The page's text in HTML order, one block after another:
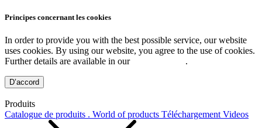
Principes concernant les cookies
In order to provide you with the best possible service, our website
uses cookies. By using our website, you agree to the use of cookies.
Further details are available in our
.
D’accord
Produits
Catalogue de produits . World of products Téléchargement Videos